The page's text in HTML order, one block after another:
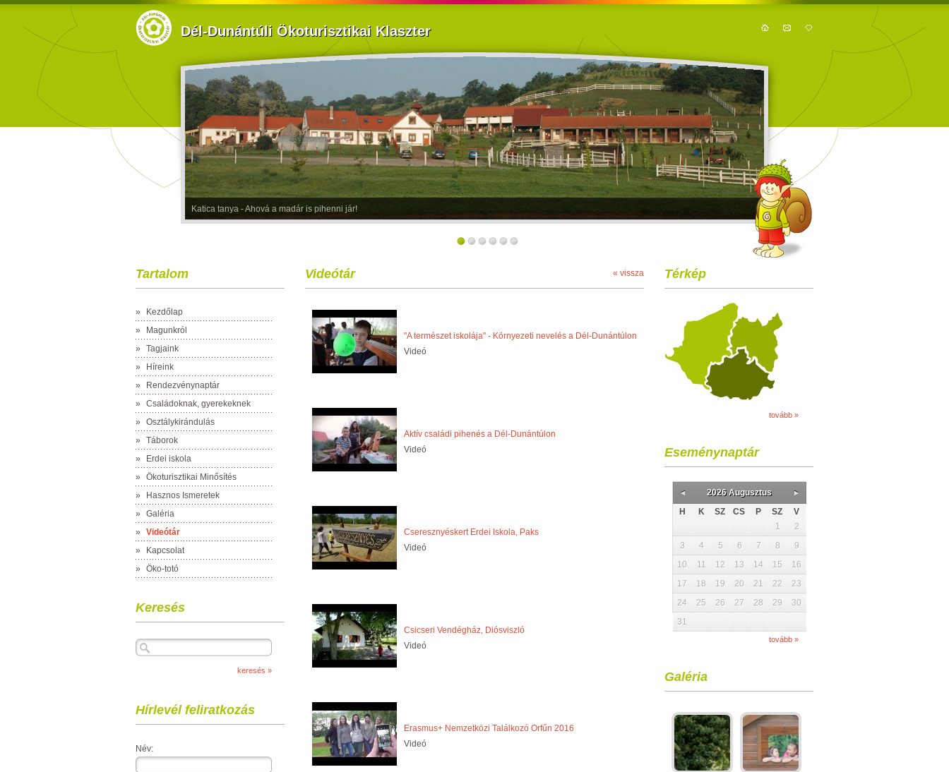
Dél-Dunántúli Ökoturisztikai Klaszter
Hotel Kardosfa***- A Csillagos Égbolt szállodája
Tartalom
»
Kezdőlap
»
Magunkról
»
Tagjaink
»
Híreink
»
Rendezvénynaptár
»
Családoknak, gyerekeknek
»
Osztálykirándulás
»
Táborok
»
Erdei iskola
»
Ökoturisztikai Minősítés
»
Hasznos Ismeretek
»
Galéria
»
Videótár
»
Kapcsolat
»
Öko-totó
Keresés
Hírlevél feliratkozás
Név:
« vissza
Videótár
"A természet iskolája" - Környezeti nevelés a Dél-Dunántúlon
Videó
Aktív családi pihenés a Dél-Dunántúlon
Videó
Cseresznyéskert Erdei Iskola, Paks
Videó
Csicseri Vendégház, Diósviszló
Videó
Erasmus+ Nemzetközi Találkozó Orfűn 2016
Videó
Térkép
tovább »
Eseménynaptár
2026 Augusztus
H
K SZ CS P SZ
V
1
2
3
4 5 6 7 8
9
10
11 12 13 14 15
16
17
18 19 20 21 22
23
24
25 26 27 28 29
30
31
tovább »
Galéria